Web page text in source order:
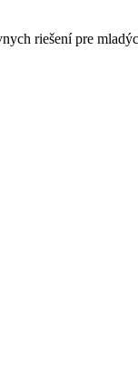
riešení pre